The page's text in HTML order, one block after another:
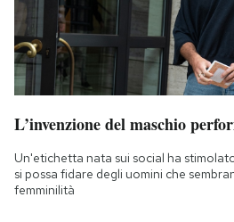
L’invenzione del maschio
Un'etichetta nata sui social ha
si possa fidare degli uomini che
femminilità